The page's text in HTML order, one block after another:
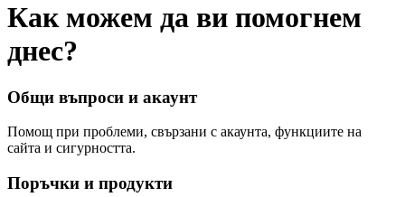
Как можем да ви помогнем
днес?
Общи въпроси и акаунт
Помощ при проблеми, свързани с акаунта, функциите на
сайта и сигурността.
Поръчки и продукти